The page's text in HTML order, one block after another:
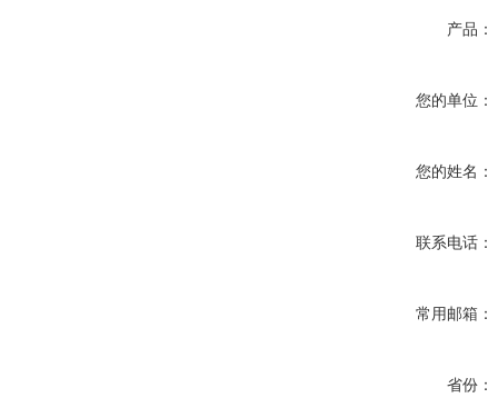
产品：
您的单位：
您的姓名：
联系电话：
常用邮箱：
省份：